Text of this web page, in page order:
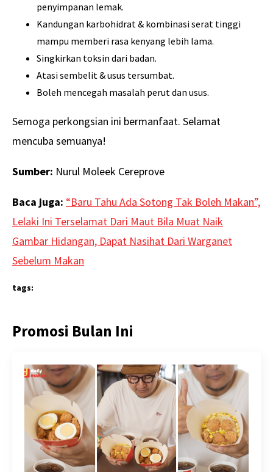
penyimpanan lemak.
Kandungan karbohidrat & kombinasi serat tinggi
mampu memberi rasa kenyang lebih lama.
Singkirkan toksin dari badan.
Atasi sembelit & usus tersumbat.
Boleh mencegah masalah perut dan usus.
Semoga perkongsian ini bermanfaat. Selamat
mencuba semuanya!
Sumber: Nurul Moleek Cereprove
Baca juga: “Baru Tahu Ada Sotong Tak Boleh Makan”,
Lelaki Ini Terselamat Dari Maut Bila Muat Naik
Gambar Hidangan, Dapat Nasihat Dari Warganet
Sebelum Makan
tags:
Promosi Bulan Ini